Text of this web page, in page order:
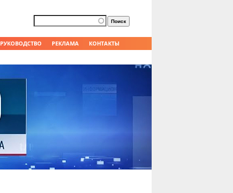
РУКОВОДСТВО РЕКЛАМА КОНТАКТЫ
Форма поиска
Поиск